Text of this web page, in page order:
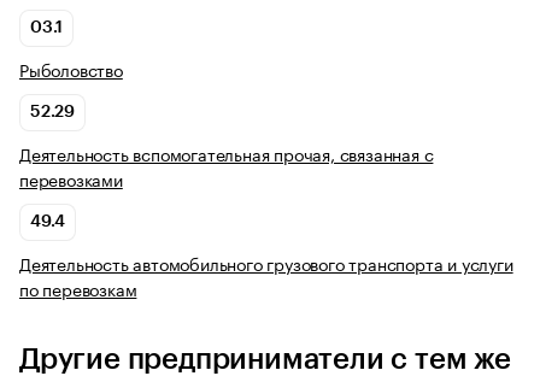
03.1
Рыболовство
52.29
Деятельность вспомогательная прочая, связанная с
перевозками
49.4
Деятельность автомобильного грузового транспорта и услуги
по перевозкам
Другие предприниматели с тем же